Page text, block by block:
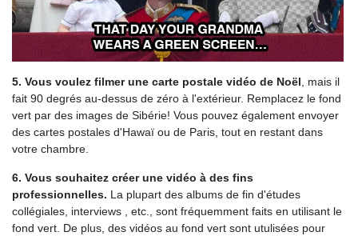
5. Vous voulez filmer une carte postale vidéo de Noël, mais il
fait 90 degrés au-dessus de zéro à l'extérieur. Remplacez le fond
vert par des images de Sibérie! Vous pouvez également envoyer
des cartes postales d'Hawaï ou de Paris, tout en restant dans
votre chambre.
6. Vous souhaitez créer une vidéo à des fins
professionnelles. La plupart des albums de fin d'études
collégiales, interviews , etc., sont fréquemment faits en utilisant le
fond vert. De plus, des vidéos au fond vert sont utulisées pour